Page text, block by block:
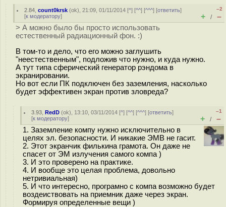
2.84 ,count0krsk (ok), 21:09, 01/11/2014 [^] [^^] [^^^] [ответить]
[к модератору]
–2
+ / –
> А можно было бы просто использовать
естественный радиационный фон. :)
В том-то и дело, что его можно заглушить
"неестественным", подложив что нужно, и куда нужно.
А тут типа сферический генератор рэндома в
экранировании.
Но вот если ПК подключен без заземления, насколько
будет эффективен экран против зловреда?
3.93 ,RedD (ok), 13:10, 03/11/2014 [^] [^^] [^^^] [ответить]
[к модератору]
–1
+ / –
1. Заземление компу нужно исключительно в
целях эл. безопасности. И никакие ЭМВ не гасит.
2. Этот экранчик филькина грамота. Он даже не
спасет от ЭМ излучения самого компа )
3. И это проверено на практике.
4. И вообще это целая проблема, довольно
нетривиальная)
5. И что интересно, програмно с компа возможно будет
воздеиствовать на приемник даже через экран.
Формируя определенные вещи )